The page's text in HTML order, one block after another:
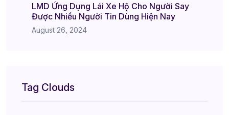
LMD Ứng Dụng Lái Xe Hộ Cho Người Say
Được Nhiều Người Tin Dùng Hiện Nay
August 26, 2024
Tag Clouds